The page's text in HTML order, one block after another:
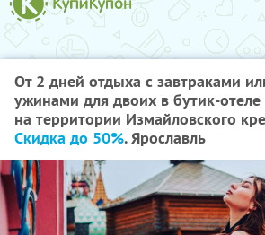
От 2 дней отдыха с завтраками
ужинами для двоих в бутик-отеле
на территории Измайловского
Скидка до 50%. Ярославль